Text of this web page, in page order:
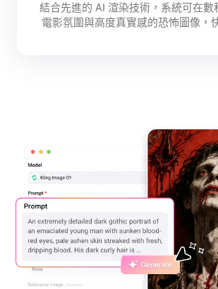
結合先進的 AI 渲染技術，系統可在數
電影氛圍與高度真實感的恐怖圖像，